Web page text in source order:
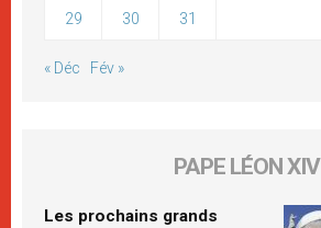
29 30 31
« Déc Fév »
PAPE LÉON XIV
Les prochains grands